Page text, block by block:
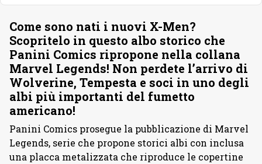
Come sono nati i nuovi X-Men?
Scopritelo in questo albo storico che
Panini Comics ripropone nella collana
Marvel Legends! Non perdete l’arrivo di
Wolverine, Tempesta e soci in uno degli
albi più importanti del fumetto
americano!
Panini Comics prosegue la pubblicazione di Marvel
Legends, serie che propone storici albi con inclusa
una placca metalizzata che riproduce le copertine